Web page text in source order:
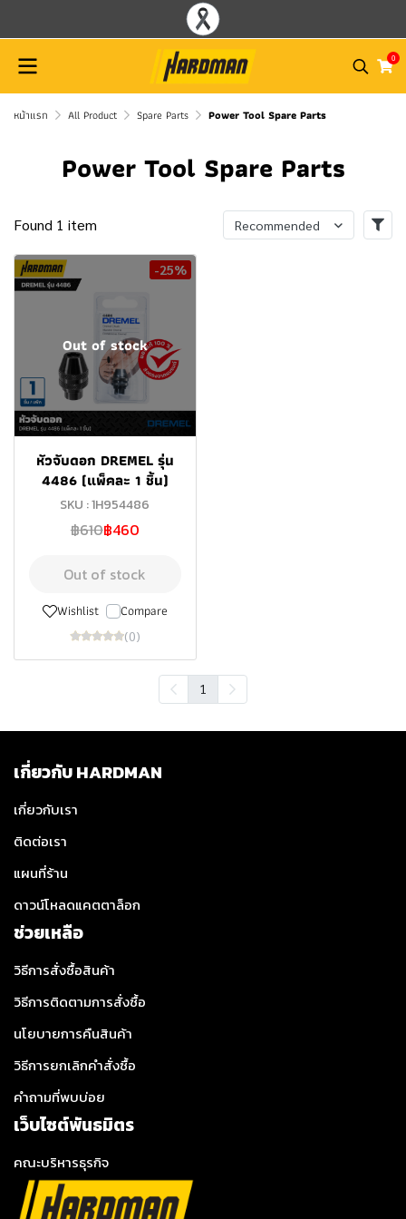
0
หน้าแรก All Product Spare Parts Power Tool Spare Parts
Power Tool Spare Parts
Found 1 item Recommended
-25%
Out of stock
หัวจับดอก DREMEL รุ่น
4486 (แพ็คละ 1 ชิ้น)
SKU : 1H954486
฿610฿460
Out of stock
Wishlist Compare
(0)
1
เกี่ยวกับ HARDMAN
เกี่ยวกับเรา
ติดต่อเรา
แผนที่ร้าน
ดาวน์โหลดแคตตาล็อก
ช่วยเหลือ
วิธีการสั่งซื้อสินค้า
วิธีการติดตามการสั่งซื้อ
นโยบายการคืนสินค้า
วิธีการยกเลิกคำสั่งซื้อ
คำถามที่พบบ่อย
เว็บไซต์พันธมิตร
คณะบริหารธุรกิจ